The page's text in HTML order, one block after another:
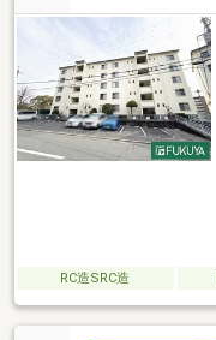
RC造SRC造